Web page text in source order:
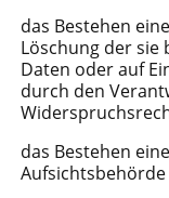
das Bestehen
Löschung der
Daten oder auf
durch den
das Bestehen
Aufsichtsbehörde